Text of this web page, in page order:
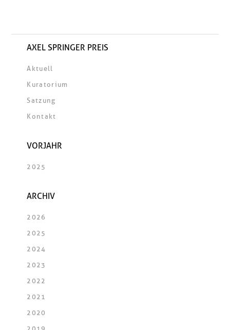
AXEL SPRINGER PREIS
Aktuell
Kuratorium
Satzung
Kontakt
VORJAHR
2025
ARCHIV
2026
2025
2024
2023
2022
2021
2020